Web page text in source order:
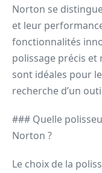
Norton se
et leur
fonctionnalités
polissage précis et
sont idéales pour
recherche d’un
### Quelle
Norton ?
Le choix de la